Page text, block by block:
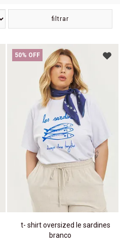
filtrar
50% OFF
t- shirt oversized le sardines
branco